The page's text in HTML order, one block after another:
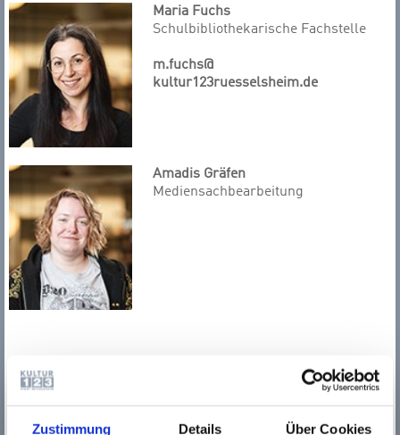
Zustimmung Details Über Cookies
Maria Fuchs
Schulbibliothekarische Fachstelle
m.fuchs@
kultur123ruesselsheim.de
Amadis Gräfen
Mediensachbearbeitung
Mediensachbearbeitung